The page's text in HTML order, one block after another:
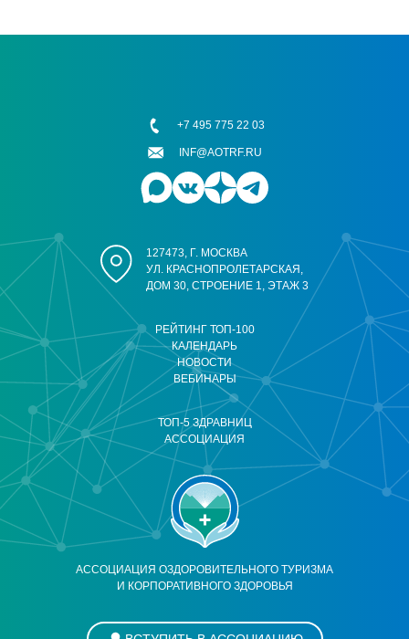
АССОЦИАЦИЯ ОЗДОРОВИТЕЛЬНОГО ТУРИЗМА
И КОРПОРАТИВНОГО ЗДОРОВЬЯ
РЕЙТИНГ ТОП-100
КАЛЕНДАРЬ
НОВОСТИ
ВЕБИНАРЫ
ТОП-5 ЗДРАВНИЦ
АССОЦИАЦИЯ
127473, Г. МОСКВА
УЛ. КРАСНОПРОЛЕТАРСКАЯ,
ДОМ 30, СТРОЕНИЕ 1, ЭТАЖ 3
+7 495 775 22 03
INF@AOTRF.RU